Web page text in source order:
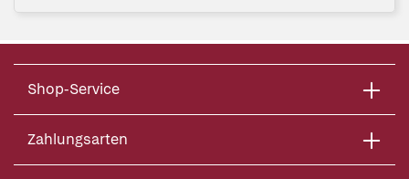
Shop-Service
Zahlungsarten